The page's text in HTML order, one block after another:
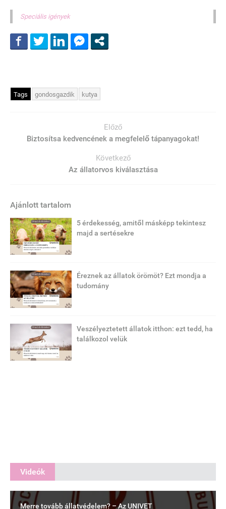
Speciális igények
Tags gondosgazdik kutya
Előző
Biztosítsa kedvencének a megfelelő tápanyagokat!
Következő
Az állatorvos kiválasztása
Ajánlott tartalom
5 érdekesség, amitől másképp tekintesz
majd a sertésekre
Éreznek az állatok örömöt? Ezt mondja a
tudomány
Veszélyeztetett állatok itthon: ezt tedd, ha
találkozol velük
Videók
Merre tovább állatvédelem? – Az UNIVET